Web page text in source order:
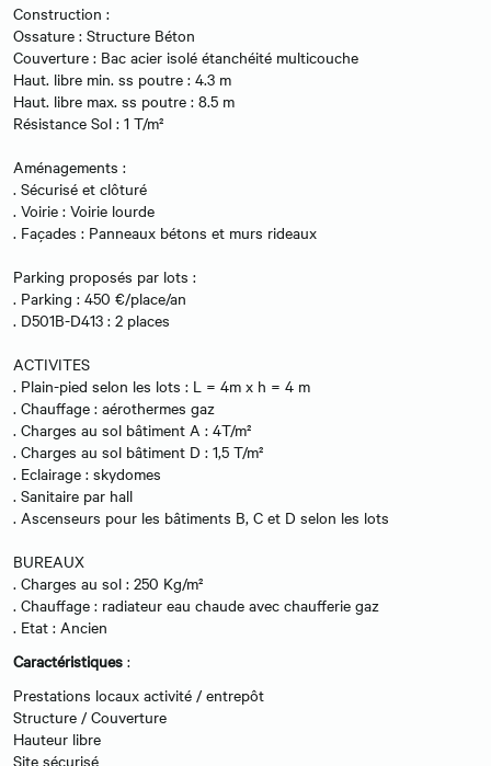
Construction :
Ossature : Structure Béton
Couverture : Bac acier isolé étanchéité multicouche
Haut. libre min. ss poutre : 4.3 m
Haut. libre max. ss poutre : 8.5 m
Résistance Sol : 1 T/m²
Aménagements :
. Sécurisé et clôturé
. Voirie : Voirie lourde
. Façades : Panneaux bétons et murs rideaux
Parking proposés par lots :
. Parking : 450 €/place/an
. D501B-D413 : 2 places
ACTIVITES
. Plain-pied selon les lots : L = 4m x h = 4 m
. Chauffage : aérothermes gaz
. Charges au sol bâtiment A : 4T/m²
. Charges au sol bâtiment D : 1,5 T/m²
. Eclairage : skydomes
. Sanitaire par hall
. Ascenseurs pour les bâtiments B, C et D selon les lots
BUREAUX
. Charges au sol : 250 Kg/m²
. Chauffage : radiateur eau chaude avec chaufferie gaz
. Etat : Ancien
Caractéristiques :
Prestations locaux activité / entrepôt
Structure / Couverture
Hauteur libre
Site sécurisé